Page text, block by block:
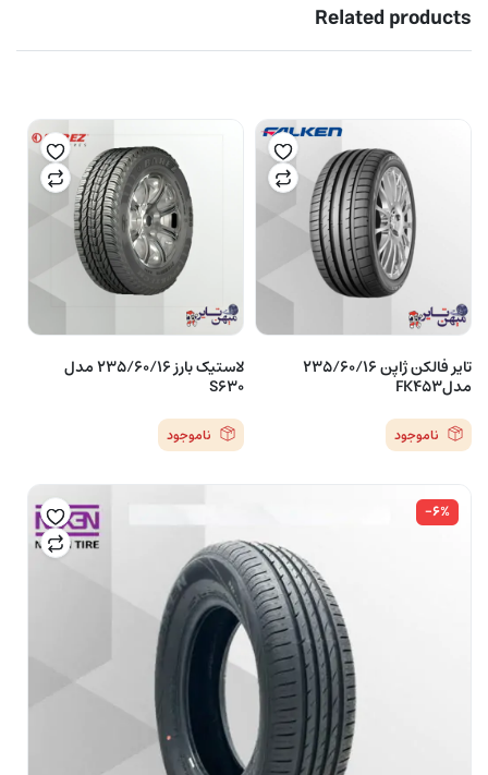
Related products
تایر فالکن ژاپن 235/60/16
مدلFK453
ناموجود
لاستیک بارز 235/60/16 مدل
S630
ناموجود
-۶%